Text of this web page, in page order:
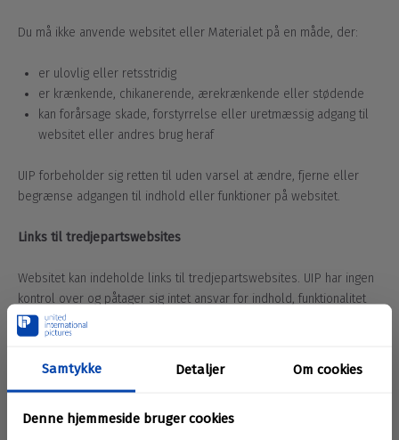
Du må ikke anvende websitet eller Materialet på en måde, der:
er ulovlig eller retsstridig
er krænkende, chikanerende, ærekrænkende eller stødende
kan forårsage skade, forstyrrelse eller uretmæssig adgang til
websitet eller andres brug heraf
UIP forbeholder sig retten til uden varsel at ændre, fjerne eller
begrænse adgangen til indhold eller funktioner på websitet.
Links til tredjepartswebsites
Websitet kan indeholde links til tredjepartswebsites. UIP har ingen
kontrol over og påtager sig intet ansvar for indhold, funktionalitet
eller tilgængelighed på sådanne websites.
Links udgør ikke en anbefaling, godkendelse eller tilknytning,
medmindre dette udtrykkeligt er angivet.
Brug af tredjepartswebsites sker på eget ansvar og er underlagt